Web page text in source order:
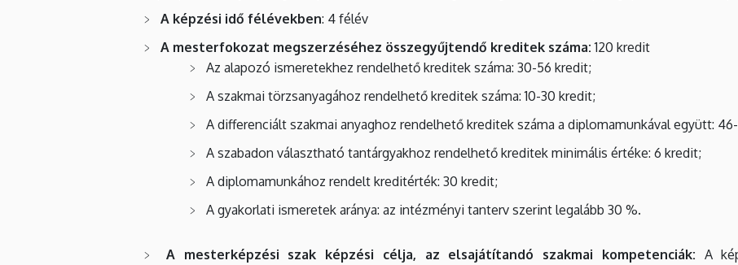
A képzési idő félévekben: 4 félév
A mesterfokozat megszerzéséhez összegyűjtendő kreditek száma:120 kredit
Az alapozó ismeretekhez rendelhető kreditek száma: 30-56 kredit;
A szakmai törzsanyagához rendelhető kreditek száma: 10-30 kredit;
A differenciált szakmai anyaghoz rendelhető kreditek száma a diplomamunkával együtt:
A szabadon választható tantárgyakhoz rendelhető kreditek minimális értéke: 6 kredit;
A diplomamunkához rendelt kreditérték: 30 kredit;
A gyakorlati ismeretek aránya: az intézményi tanterv szerint legalább 30 %.
A mesterképzési szak képzési célja, az elsajátítandó szakmai kompetenciák: A